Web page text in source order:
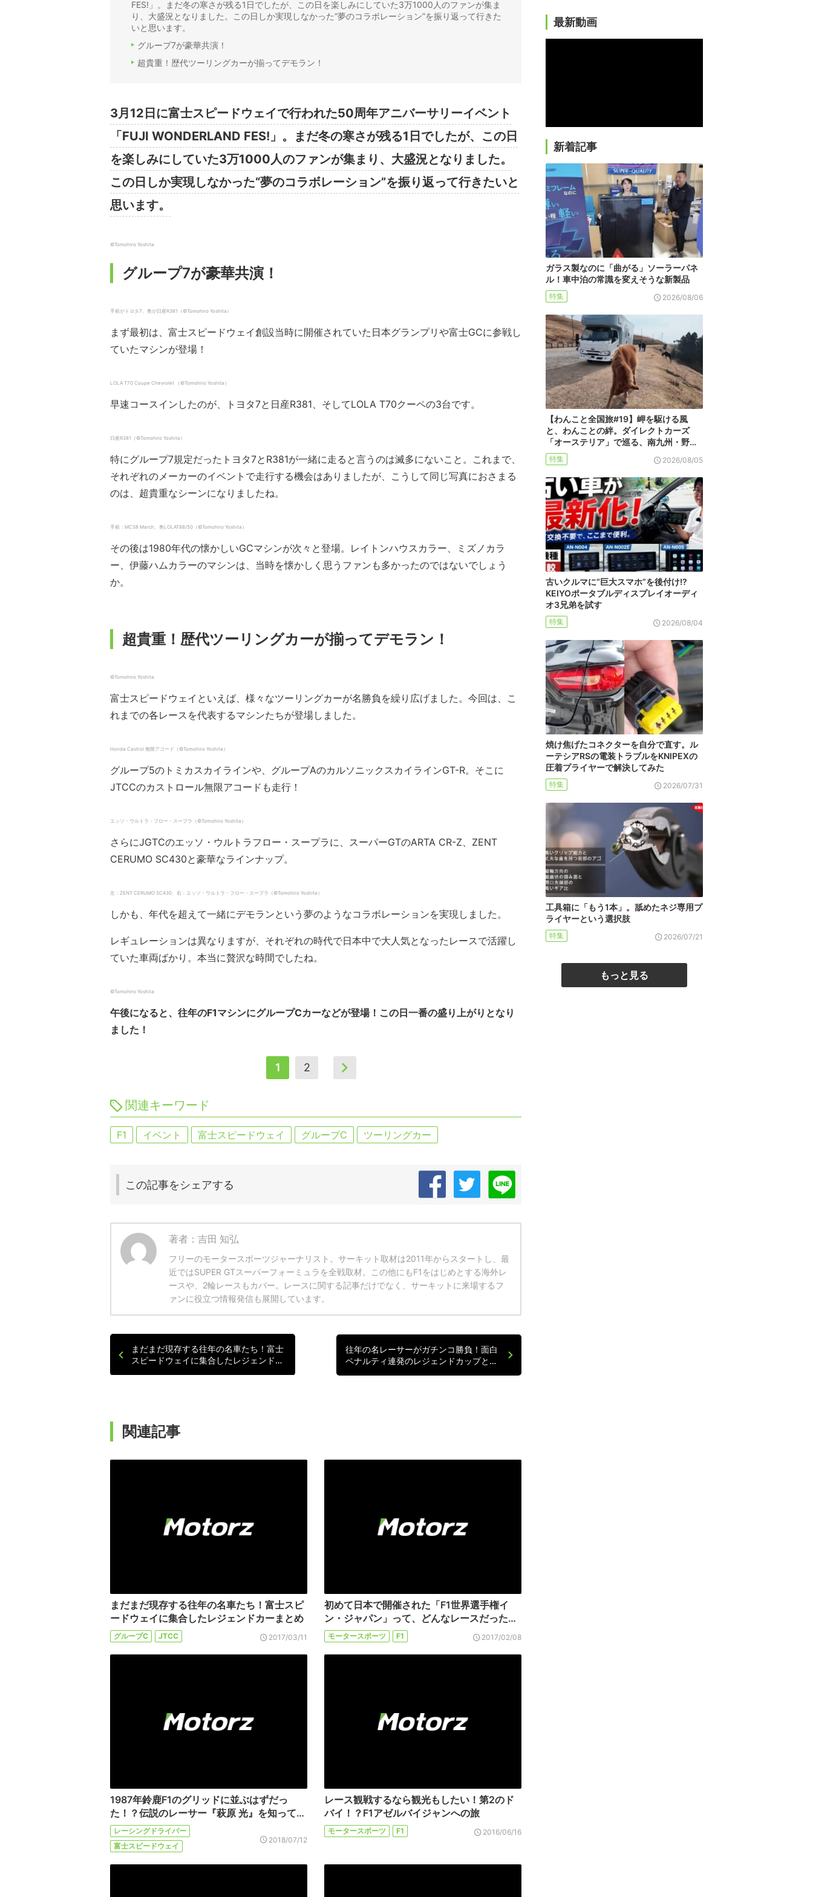
FES!」。まだ冬の寒さが残る1日でしたが、この日を楽しみにしていた3万1000人のファンが集ま
り、大盛況となりました。この日しか実現しなかった“夢のコラボレーション”を振り返って行きた
いと思います。
グループ7が豪華共演！
超貴重！歴代ツーリングカーが揃ってデモラン！
3月12日に富士スピードウェイで行われた50周年アニバーサリーイベント
「FUJI WONDERLAND FES!」。まだ冬の寒さが残る1日でしたが、この日
を楽しみにしていた3万1000人のファンが集まり、大盛況となりました。
この日しか実現しなかった“夢のコラボレーション”を振り返って行きたいと
思います。
©︎Tomohiro Yoshita
グループ7が豪華共演！
手前がトヨタ7、奥が日産R381（©︎Tomohiro Yoshita）
まず最初は、富士スピードウェイ創設当時に開催されていた日本グランプリや富士GCに参戦し
ていたマシンが登場！
LOLA T70 Coupe Chevrolet （©︎Tomohiro Yoshita）
早速コースインしたのが、トヨタ7と日産R381、そしてLOLA T70クーペの3台です。
日産R381（©︎Tomohiro Yoshita）
特にグループ7規定だったトヨタ7とR381が一緒に走ると言うのは滅多にないこと。これまで、
それぞれのメーカーのイベントで走行する機会はありましたが、こうして同じ写真におさまる
のは、超貴重なシーンになりましたね。
手前：MCS8 March、奥LOLAT88/50（©︎Tomohiro Yoshita）
その後は1980年代の懐かしいGCマシンが次々と登場。レイトンハウスカラー、ミズノカラ
ー、伊藤ハムカラーのマシンは、当時を懐かしく思うファンも多かったのではないでしょう
か。
超貴重！歴代ツーリングカーが揃ってデモラン！
©︎Tomohiro Yoshita
富士スピードウェイといえば、様々なツーリングカーが名勝負を繰り広げました。今回は、こ
れまでの各レースを代表するマシンたちが登場しました。
Honda Castrol 無限アコード（©︎Tomohiro Yoshita）
グループ5のトミカスカイラインや、グループAのカルソニックスカイラインGT-R。そこに
JTCCのカストロール無限アコードも走行！
エッソ・ウルトラ・フロー・スープラ（©︎Tomohiro Yoshita）
さらにJGTCのエッソ・ウルトラフロー・スープラに、スーパーGTのARTA CR-Z、ZENT
CERUMO SC430と豪華なラインナップ。
左：ZENT CERUMO SC430、右：エッソ・ウルトラ・フロー・スープラ（©︎Tomohiro Yoshita）
しかも、年代を超えて一緒にデモランという夢のようなコラボレーションを実現しました。
レギュレーションは異なりますが、それぞれの時代で日本中で大人気となったレースで活躍し
ていた車両ばかり。本当に贅沢な時間でしたね。
©︎Tomohiro Yoshita
午後になると、往年のF1マシンにグループCカーなどが登場！この日一番の盛り上がりとなり
ました！
1 2
関連キーワード
F1 イベント 富士スピードウェイ グループC ツーリングカー
この記事をシェアする
著者：吉田 知弘
フリーのモータースポーツジャーナリスト。サーキット取材は2011年からスタートし、最
近ではSUPER GTスーパーフォーミュラを全戦取材。この他にもF1をはじめとする海外レ
ースや、2輪レースもカバー。レースに関する記事だけでなく、サーキットに来場するフ
ァンに役立つ情報発信も展開しています。
まだまだ現存する往年の名車たち！富士
スピードウェイに集合したレジェンド…
往年の名レーサーがガチンコ勝負！面白
ペナルティ連発のレジェンドカップと…
関連記事
まだまだ現存する往年の名車たち！富士スピ
ードウェイに集合したレジェンドカーまとめ
グループC JTCC 2017/03/11
初めて日本で開催された「F1世界選手権イ
ン・ジャパン」って、どんなレースだった…
モータースポーツ F1 2017/02/08
1987年鈴鹿F1のグリッドに並ぶはずだっ
た！？伝説のレーサー『萩原 光』を知って…
レーシングドライバー
富士スピードウェイ
2018/07/12
レース観戦するなら観光もしたい！第2のド
バイ！？F1アゼルバイジャンへの旅
モータースポーツ F1 2016/06/16
最新動画
新着記事
ガラス製なのに「曲がる」ソーラーパネ
ル！車中泊の常識を変えそうな新製品
特集 2026/08/06
【わんこと全国旅#19】岬を駆ける風
と、わんことの絆。ダイレクトカーズ
「オーステリア」で巡る、南九州・野…
特集 2026/08/05
古いクルマに“巨大スマホ”を後付け!?
KEIYOポータブルディスプレイオーディ
オ3兄弟を試す
特集 2026/08/04
焼け焦げたコネクターを自分で直す。ル
ーテシアRSの電装トラブルをKNIPEXの
圧着プライヤーで解決してみた
特集 2026/07/31
工具箱に「もう1本」。舐めたネジ専用プ
ライヤーという選択肢
特集 2026/07/21
もっと見る